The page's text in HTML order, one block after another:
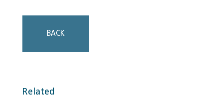
BACK
Related